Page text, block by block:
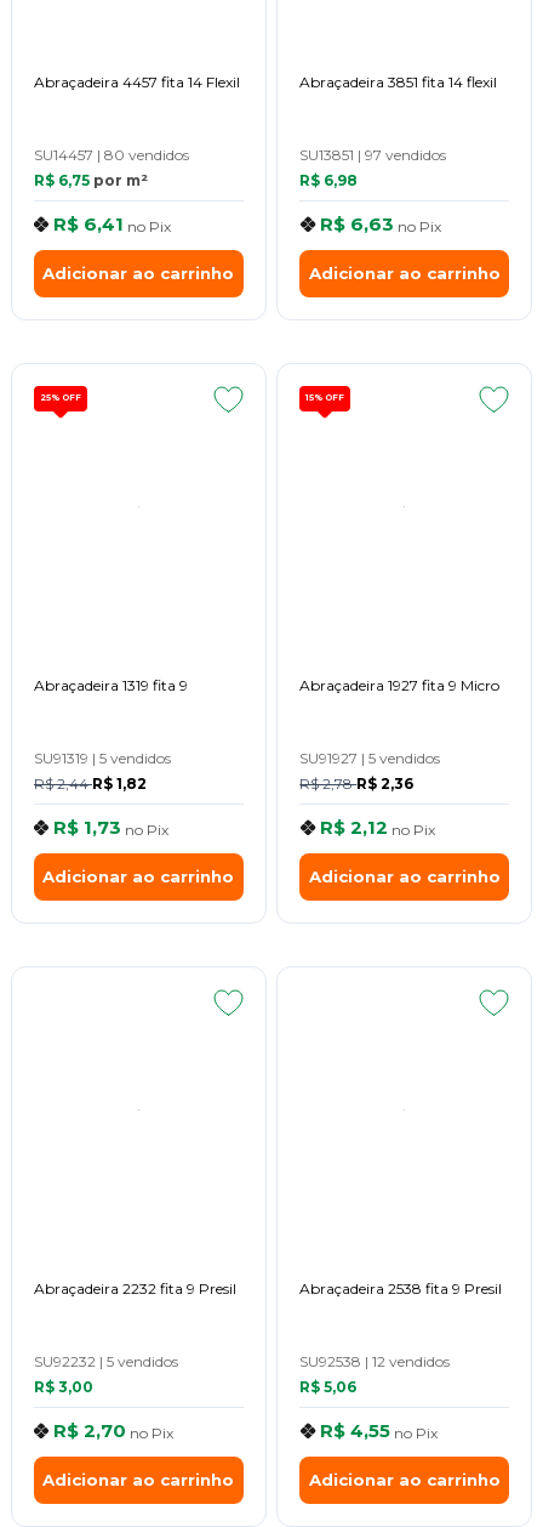
Abraçadeira 4457 fita 14 Flexil
SU14457 | 80 vendidos
R$ 6,75 por m²
R$ 6,41 no Pix
Adicionar ao carrinho
Abraçadeira 3851 fita 14 flexil
SU13851 | 97 vendidos
R$ 6,98
R$ 6,63 no Pix
Adicionar ao carrinho
25% OFF
Abraçadeira 1319 fita 9
SU91319 | 5 vendidos
R$ 2,44R$ 1,82
R$ 1,73 no Pix
Adicionar ao carrinho
15% OFF
Abraçadeira 1927 fita 9 Micro
SU91927 | 5 vendidos
R$ 2,78R$ 2,36
R$ 2,12 no Pix
Adicionar ao carrinho
Abraçadeira 2232 fita 9 Presil
SU92232 | 5 vendidos
R$ 3,00
R$ 2,70 no Pix
Adicionar ao carrinho
Abraçadeira 2538 fita 9 Presil
SU92538 | 12 vendidos
R$ 5,06
R$ 4,55 no Pix
Adicionar ao carrinho